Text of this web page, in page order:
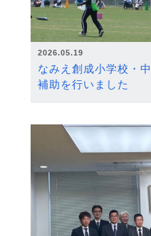
2026.05.19
なみえ創成小学校・
補助を行いました